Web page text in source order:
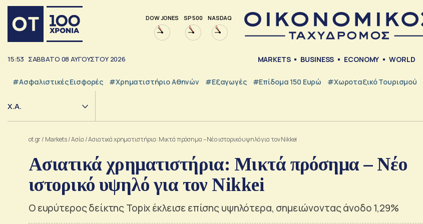
DOW JONES SP 500 NASDAQ
15:53 ΣΑΒΒΑΤΟ 08 ΑΥΓΟΥΣΤΟΥ 2026 MARKETS BUSINESS ECONOMY WORLD
#Ασφαλιστικές Εισφορές #Χρηματιστήριο Αθηνών #εξαγωγές #Επίδομα 150 Ευρώ #Χωροταξικό Τουρισμού
Χ.Α.
ot.gr/ Markets/Ασία /Ασιατικά χρηματιστήρια: Μικτά πρόσημα – Νέο ιστορικό υψηλό για τον Nikkei
Ασιατικά χρηματιστήρια: Μικτά πρόσημα – Νέο
ιστορικό υψηλό για τον Nikkei
Ο ευρύτερος δείκτης Topix έκλεισε επίσης υψηλότερα, σημειώνοντας άνοδο 1,29%